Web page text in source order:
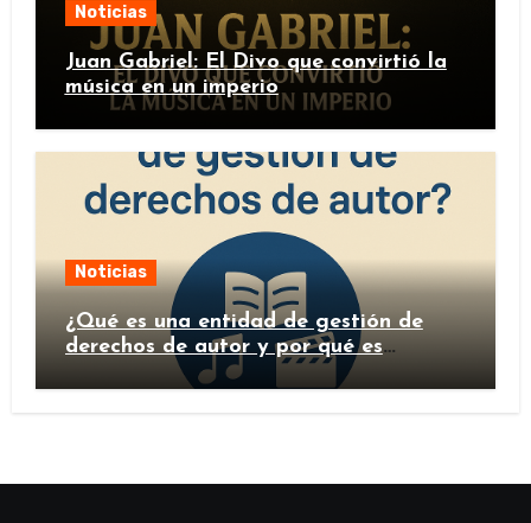
Noticias
Juan Gabriel: El Divo que convirtió la
música en un imperio
Noticias
¿Qué es una entidad de gestión de
derechos de autor y por qué es
importante?